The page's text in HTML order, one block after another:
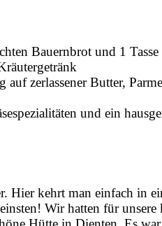
Bauernbrot und 1 Tasse
zerlassener Butter,
und ein
Hier kehrt man einfach in
Wir hatten für